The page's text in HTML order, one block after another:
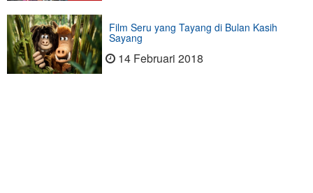
Film Seru yang Tayang di Bulan Kasih
Sayang
14 Februari 2018